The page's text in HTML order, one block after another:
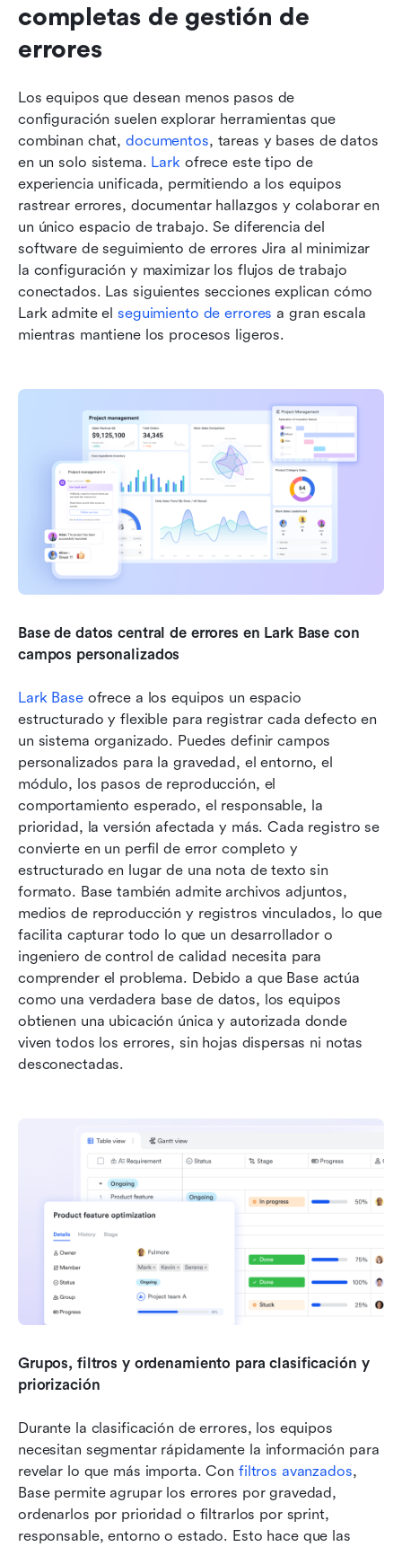
completas de gestión de
errores
Los equipos que desean menos pasos de
configuración suelen explorar herramientas que
combinan chat, documentos, tareas y bases de datos
en un solo sistema. Lark ofrece este tipo de
experiencia unificada, permitiendo a los equipos
rastrear errores, documentar hallazgos y colaborar en
un único espacio de trabajo. Se diferencia del
software de seguimiento de errores Jira al minimizar
la configuración y maximizar los flujos de trabajo
conectados. Las siguientes secciones explican cómo
Lark admite el seguimiento de errores a gran escala
mientras mantiene los procesos ligeros.
Base de datos central de errores en Lark Base con
campos personalizados
Lark Base ofrece a los equipos un espacio
estructurado y flexible para registrar cada defecto en
un sistema organizado. Puedes definir campos
personalizados para la gravedad, el entorno, el
módulo, los pasos de reproducción, el
comportamiento esperado, el responsable, la
prioridad, la versión afectada y más. Cada registro se
convierte en un perfil de error completo y
estructurado en lugar de una nota de texto sin
formato. Base también admite archivos adjuntos,
medios de reproducción y registros vinculados, lo que
facilita capturar todo lo que un desarrollador o
ingeniero de control de calidad necesita para
comprender el problema. Debido a que Base actúa
como una verdadera base de datos, los equipos
obtienen una ubicación única y autorizada donde
viven todos los errores, sin hojas dispersas ni notas
desconectadas.
Grupos, filtros y ordenamiento para clasificación y
priorización
Durante la clasificación de errores, los equipos
necesitan segmentar rápidamente la información para
revelar lo que más importa. Con filtros avanzados,
Base permite agrupar los errores por gravedad,
ordenarlos por prioridad o filtrarlos por sprint,
responsable, entorno o estado. Esto hace que las